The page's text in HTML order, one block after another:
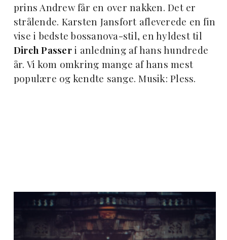
prins Andrew får en over nakken. Det er
strålende. Karsten Jansfort afleverede en fin
vise i bedste bossanova-stil, en hyldest til
Dirch Passeri anledning af hans hundrede
år. Vi kom omkring mange af hans mest
populære og kendte sange. Musik: Pless.